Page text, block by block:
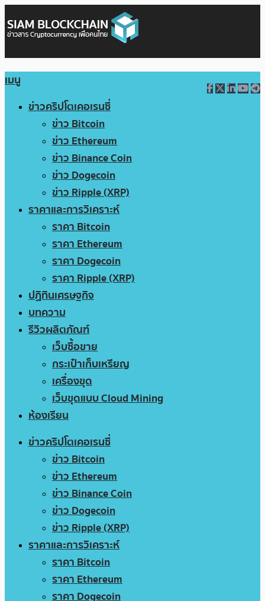
เมนู
ข่าวคริปโตเคอเรนซี่
ข่าว Bitcoin
ข่าว Ethereum
ข่าว Binance Coin
ข่าว Dogecoin
ข่าว Ripple (XRP)
ราคาและการวิเคราะห์
ราคา Bitcoin
ราคา Ethereum
ราคา Dogecoin
ราคา Ripple (XRP)
ปฏิทินเศรษฐกิจ
บทความ
รีวิวผลิตภัณฑ์
เว็บซื้อขาย
กระเป๋าเก็บเหรียญ
เครื่องขุด
เว็บขุดแบบ Cloud Mining
ห้องเรียน
ข่าวคริปโตเคอเรนซี่
ข่าว Bitcoin
ข่าว Ethereum
ข่าว Binance Coin
ข่าว Dogecoin
ข่าว Ripple (XRP)
ราคาและการวิเคราะห์
ราคา Bitcoin
ราคา Ethereum
ราคา Dogecoin